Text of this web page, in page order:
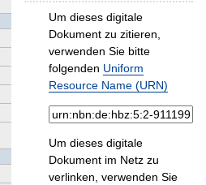
Um dieses digitale
Dokument zu zitieren,
verwenden Sie bitte
folgenden Uniform
Resource Name (URN)
Um dieses digitale
Dokument im Netz zu
verlinken, verwenden Sie